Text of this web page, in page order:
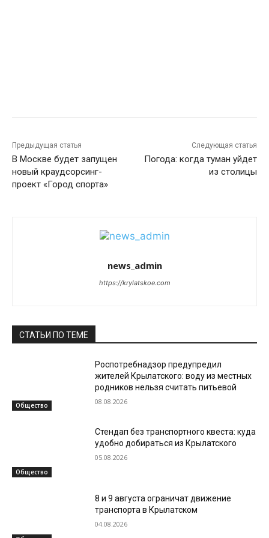
Предыдущая статья
В Москве будет запущен
новый краудсорсинг-
проект «Город спорта»
Следующая статья
Погода: когда туман уйдет
из столицы
news_admin
https://krylatskoe.com
СТАТЬИ ПО ТЕМЕ
Общество
Роспотребнадзор предупредил
жителей Крылатского: воду из местных
родников нельзя считать питьевой
08.08.2026
Общество
Стендап без транспортного квеста: куда
удобно добираться из Крылатского
05.08.2026
8 и 9 августа ограничат движение
транспорта в Крылатском
04.08.2026